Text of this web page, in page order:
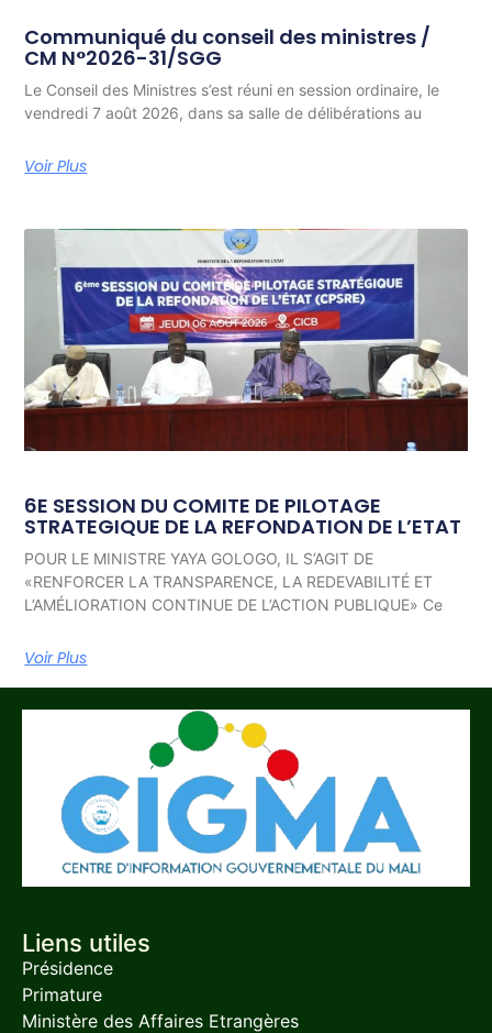
Communiqué du conseil des ministres /
CM N°2026-31/SGG
Le Conseil des Ministres s’est réuni en session ordinaire, le
vendredi 7 août 2026, dans sa salle de délibérations au
Voir Plus
6E SESSION DU COMITE DE PILOTAGE
STRATEGIQUE DE LA REFONDATION DE L’ETAT
POUR LE MINISTRE YAYA GOLOGO, IL S’AGIT DE
«RENFORCER LA TRANSPARENCE, LA REDEVABILITÉ ET
L’AMÉLIORATION CONTINUE DE L’ACTION PUBLIQUE» Ce
Voir Plus
Liens utiles
Présidence
Primature
Ministère des Affaires Etrangères